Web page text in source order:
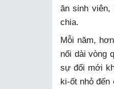
ăn sinh viên,
chia.
Mỗi năm,
nối dài vòng
sự đổi mới
ki-ốt nhỏ